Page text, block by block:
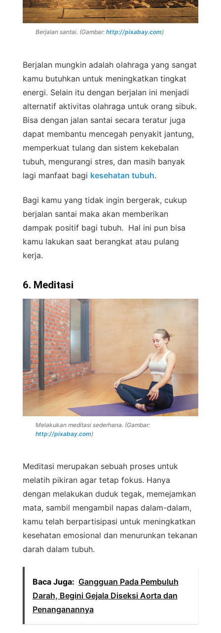
Berjalan santai. (Gambar: http://pixabay.com)
Berjalan mungkin adalah olahraga yang sangat
kamu butuhkan untuk meningkatkan tingkat
energi. Selain itu dengan berjalan ini menjadi
alternatif aktivitas olahraga untuk orang sibuk.
Bisa dengan jalan santai secara teratur juga
dapat membantu mencegah penyakit jantung,
memperkuat tulang dan sistem kekebalan
tubuh, mengurangi stres, dan masih banyak
lagi manfaat bagi kesehatan tubuh.
Bagi kamu yang tidak ingin bergerak, cukup
berjalan santai maka akan memberikan
dampak positif bagi tubuh. Hal ini pun bisa
kamu lakukan saat berangkat atau pulang
kerja.
6. Meditasi
Melakukan meditasi sederhana. (Gambar:
http://pixabay.com)
Meditasi merupakan sebuah proses untuk
melatih pikiran agar tetap fokus. Hanya
dengan melakukan duduk tegak, memejamkan
mata, sambil mengambil napas dalam-dalam,
kamu telah berpartisipasi untuk meningkatkan
kesehatan emosional dan menurunkan tekanan
darah dalam tubuh.
Baca Juga: Gangguan Pada Pembuluh
Darah, Begini Gejala Diseksi Aorta dan
Penanganannya